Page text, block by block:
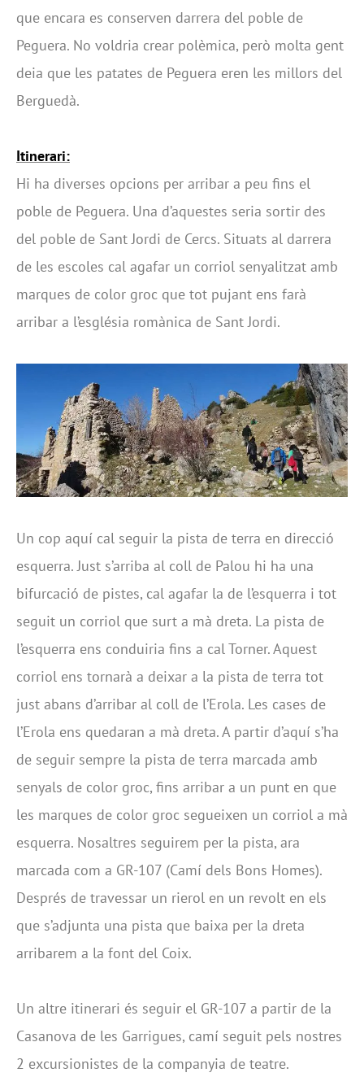
que encara es conserven darrera del poble de
Peguera. No voldria crear polèmica, però molta gent
deia que les patates de Peguera eren les millors del
Berguedà.
Itinerari:
Hi ha diverses opcions per arribar a peu fins el
poble de Peguera. Una d’aquestes seria sortir des
del poble de Sant Jordi de Cercs. Situats al darrera
de les escoles cal agafar un corriol senyalitzat amb
marques de color groc que tot pujant ens farà
arribar a l’església romànica de Sant Jordi.
Un cop aquí cal seguir la pista de terra en direcció
esquerra. Just s’arriba al coll de Palou hi ha una
bifurcació de pistes, cal agafar la de l’esquerra i tot
seguit un corriol que surt a mà dreta. La pista de
l’esquerra ens conduiria fins a cal Torner. Aquest
corriol ens tornarà a deixar a la pista de terra tot
just abans d’arribar al coll de l’Erola. Les cases de
l’Erola ens quedaran a mà dreta. A partir d’aquí s’ha
de seguir sempre la pista de terra marcada amb
senyals de color groc, fins arribar a un punt en que
les marques de color groc segueixen un corriol a mà
esquerra. Nosaltres seguirem per la pista, ara
marcada com a GR-107 (Camí dels Bons Homes).
Després de travessar un rierol en un revolt en els
que s’adjunta una pista que baixa per la dreta
arribarem a la font del Coix.
Un altre itinerari és seguir el GR-107 a partir de la
Casanova de les Garrigues, camí seguit pels nostres
2 excursionistes de la companyia de teatre.